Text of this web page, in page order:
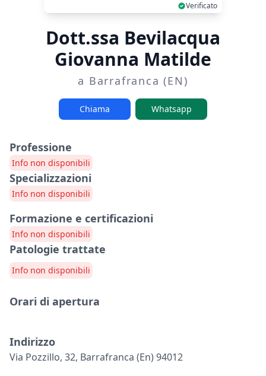
Verificato
Dott.ssa Bevilacqua
Giovanna Matilde
a Barrafranca (EN)
Chiama Whatsapp
Professione
Info non disponibili
Specializzazioni
Info non disponibili
Formazione e certificazioni
Info non disponibili
Patologie trattate
Info non disponibili
Orari di apertura
Indirizzo
Via Pozzillo, 32, Barrafranca (en) 94012